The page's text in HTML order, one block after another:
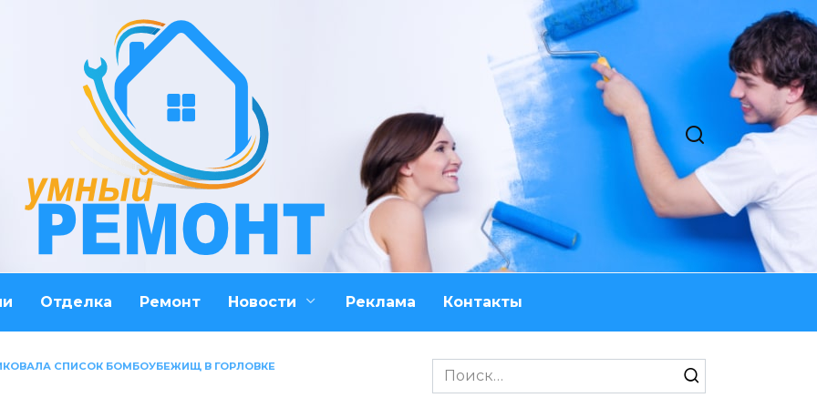
Отделка Ремонт Новости Реклама Контакты
СПИСОК БОМБОУБЕЖИЩ В ГОРЛОВКЕ
Search
for: